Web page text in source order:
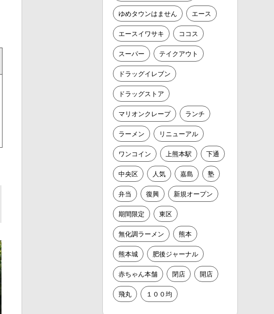
ゆめタウンはません エース
エースイワサキ ココス
スーパー テイクアウト
ドラッグイレブン
ドラッグストア
マリオンクレープ ランチ
ラーメン リニューアル
ワンコイン 上熊本駅 下通
中央区 人気 嘉島 塾
弁当 復興 新規オープン
期間限定 東区
無化調ラーメン 熊本
熊本城 肥後ジャーナル
赤ちゃん本舗 閉店 開店
飛丸 １００均